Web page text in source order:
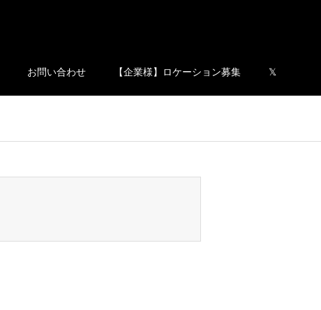
お問い合わせ 【企業様】ロケーション募集 𝕏